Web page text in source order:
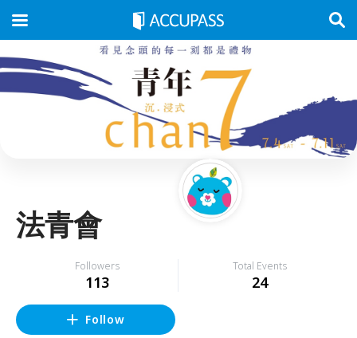
法青會
Followers
113
Total Events
24
Follow